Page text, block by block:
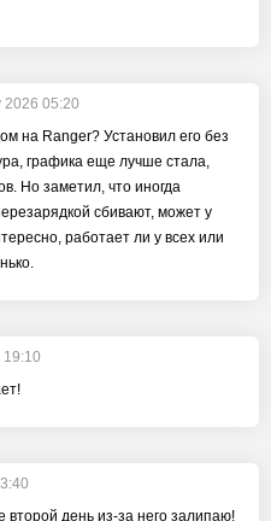
2026 05:20
на Ranger? Установил его без
графика еще лучше стала,
Но заметил, что иногда
сбивают, может у
работает ли у всех или
19:10
второй день из-за него залипаю!